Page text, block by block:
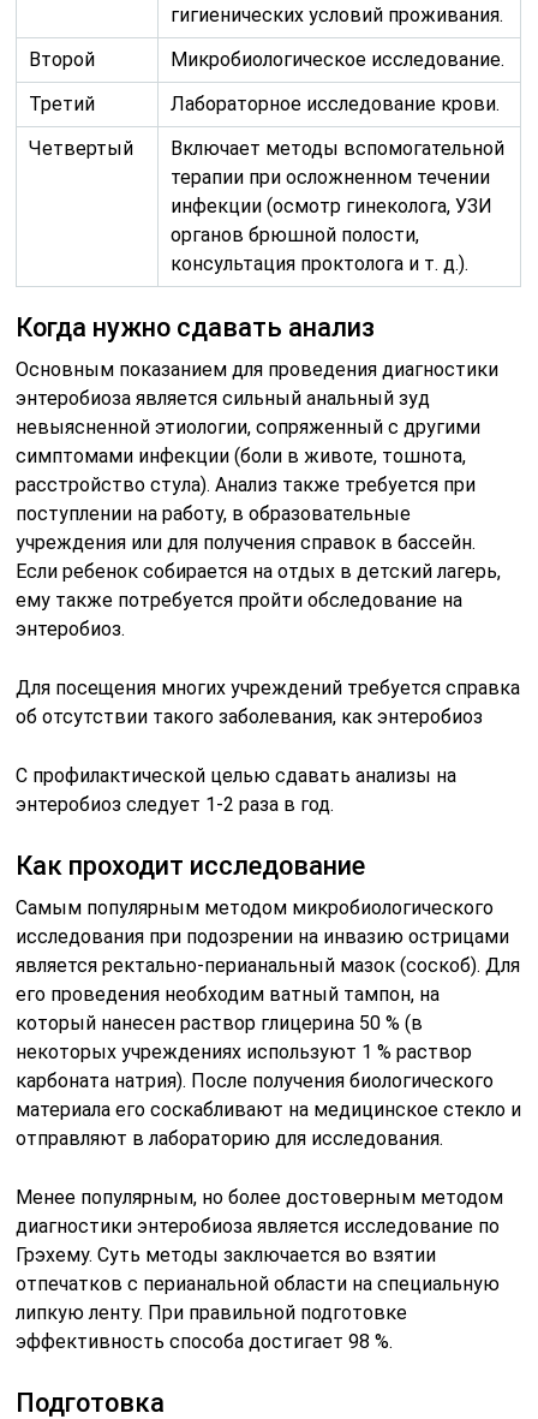
гигиенических условий проживания.
Второй
Микробиологическое исследование.
Третий
Лабораторное исследование крови.
Четвертый
Включает методы вспомогательной
терапии при осложненном течении
инфекции (осмотр гинеколога, УЗИ
органов брюшной полости,
консультация проктолога и т. д.).
Когда нужно сдавать анализ
Основным показанием для проведения диагностики
энтеробиоза является сильный анальный зуд
невыясненной этиологии, сопряженный с другими
симптомами инфекции (боли в животе, тошнота,
расстройство стула). Анализ также требуется при
поступлении на работу, в образовательные
учреждения или для получения справок в бассейн.
Если ребенок собирается на отдых в детский лагерь,
ему также потребуется пройти обследование на
энтеробиоз.
Для посещения многих учреждений требуется справка
об отсутствии такого заболевания, как энтеробиоз
С профилактической целью сдавать анализы на
энтеробиоз следует 1-2 раза в год.
Как проходит исследование
Самым популярным методом микробиологического
исследования при подозрении на инвазию острицами
является ректально-перианальный мазок (соскоб). Для
его проведения необходим ватный тампон, на
который нанесен раствор глицерина 50 % (в
некоторых учреждениях используют 1 % раствор
карбоната натрия). После получения биологического
материала его соскабливают на медицинское стекло и
отправляют в лабораторию для исследования.
Менее популярным, но более достоверным методом
диагностики энтеробиоза является исследование по
Грэхему. Суть методы заключается во взятии
отпечатков с перианальной области на специальную
липкую ленту. При правильной подготовке
эффективность способа достигает 98 %.
Подготовка